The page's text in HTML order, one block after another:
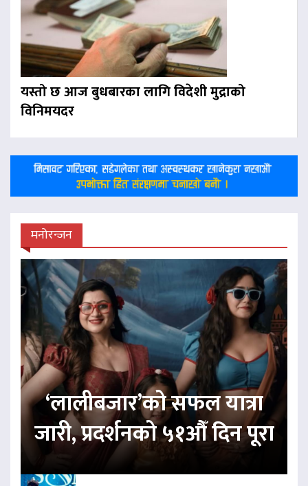
यस्तो छ आज बुधबारका लागि विदेशी मुद्राको
विनिमयदर
मनोरन्जन
‘लालीबजार’को सफल यात्रा
जारी, प्रदर्शनको ५१औँ दिन पूरा